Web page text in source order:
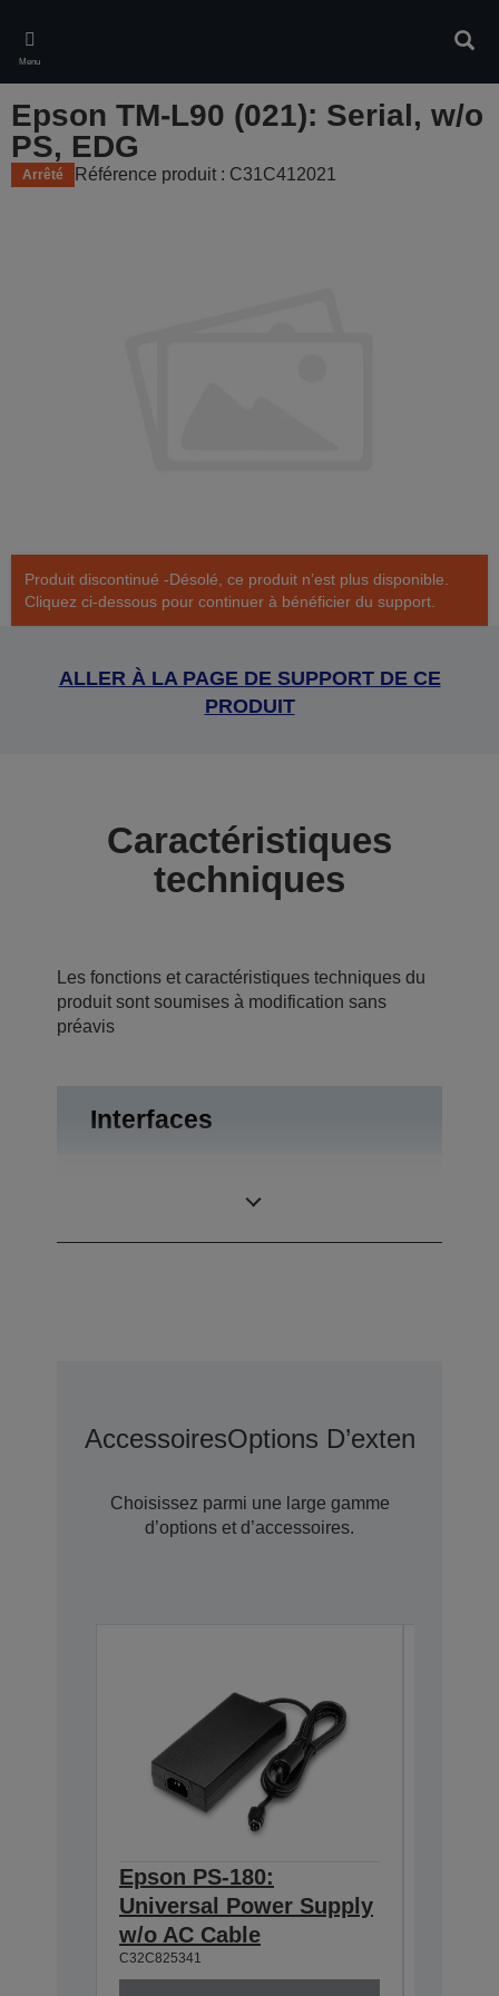
main
content
Menu
Epson TM-L90 (021): Serial, w/o
PS, EDG
Arrêté Référence produit : C31C412021
Produit discontinué -Désolé, ce produit n’est plus disponible.
Cliquez ci-dessous pour continuer à bénéficier du support.
ALLER À LA PAGE DE SUPPORT DE CE
PRODUIT
Caractéristiques
techniques
Les fonctions et caractéristiques techniques du
produit sont soumises à modification sans
préavis
Interfaces
AccessoiresOptions D’extension
Choisissez parmi une large gamme
d’options et d’accessoires.
Epson PS-180:
Universal Power Supply
w/o AC Cable
C32C825341